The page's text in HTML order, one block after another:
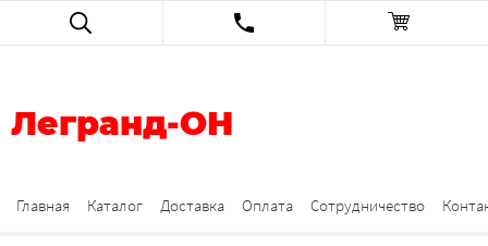
Легранд-ОН
Главная Каталог Доставка Оплата Сотрудничество